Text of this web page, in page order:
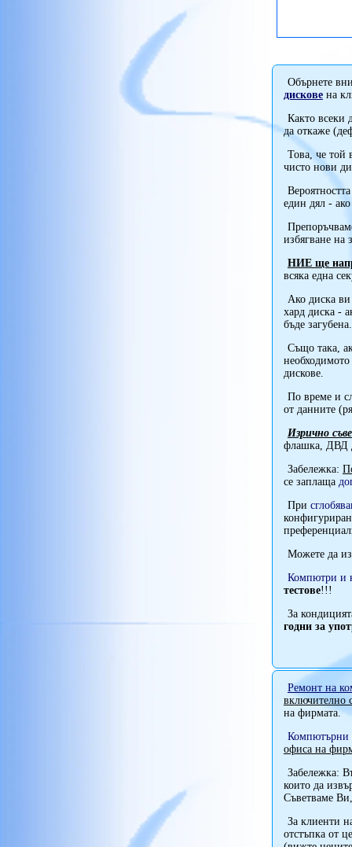
Обърнете
дисковена
Както всеки
да откаже
Това, че той
чисто нови
един дял -
избягване на
НИЕ ще
всяка една
Ако диска
хард диска -
бъде загубена.
Също така,
дискове.
По време и
от данните
Изрично
флашка, ДВД
Забележка:
се заплаща
При
Можете да
Компютри и
тестове!!!
За
годни за
Ремонт на
включително
на фирмата.
Компютърни
офиса на
Забележка:
които да
Съветваме
За клиенти
отстъпка от